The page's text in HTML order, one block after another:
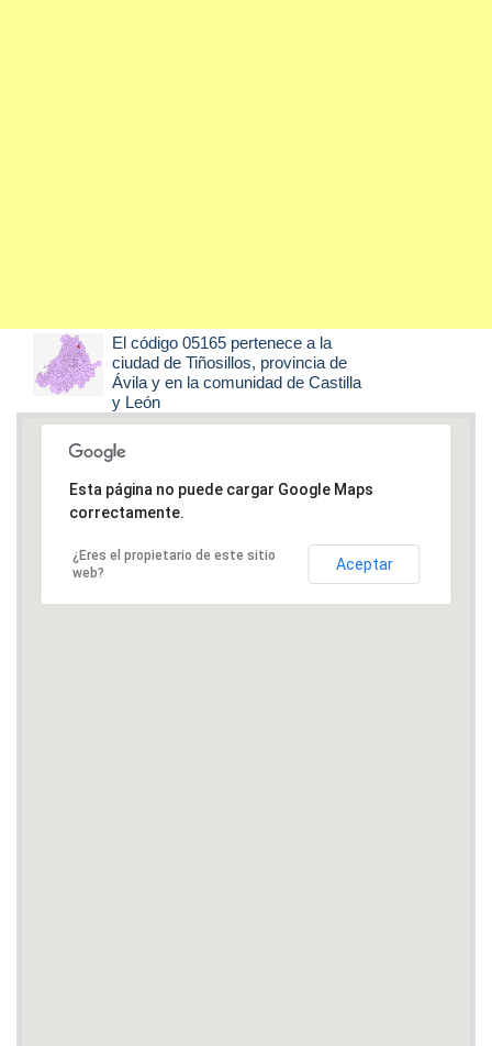
El código 05165 pertenece a la
ciudad de Tiñosillos, provincia de
Ávila y en la comunidad de Castilla
y León
Esta página no puede cargar Google Maps
correctamente.
¿Eres el propietario de este sitio
web?
Aceptar